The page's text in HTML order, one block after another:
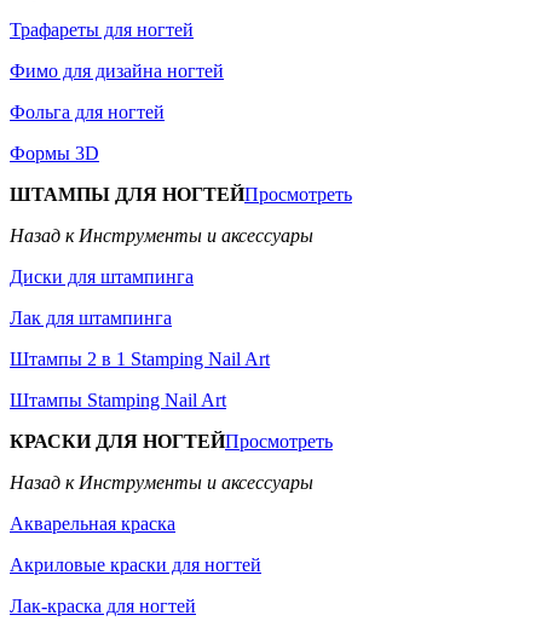
Трафареты для ногтей
Фимо для дизайна ногтей
Фольга для ногтей
Формы 3D
ШТАМПЫ ДЛЯ НОГТЕЙПросмотреть
Назад к Инструменты и аксессуары
Диски для штампинга
Лак для штампинга
Штампы 2 в 1 Stamping Nail Art
Штампы Stamping Nail Art
КРАСКИ ДЛЯ НОГТЕЙПросмотреть
Назад к Инструменты и аксессуары
Акварельная краска
Акриловые краски для ногтей
Лак-краска для ногтей